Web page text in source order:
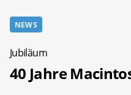
NEWS
Jubiläum
40 Jahre